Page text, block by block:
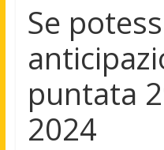
Se
puntata
2024